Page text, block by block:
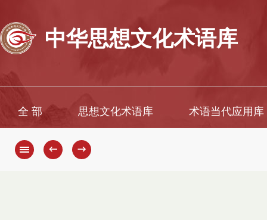
中华思想文化术语库
全 部 思想文化术语库 术语当代应用库
← →